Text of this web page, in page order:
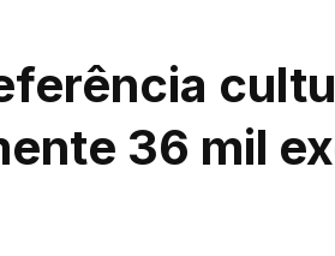
36 mil